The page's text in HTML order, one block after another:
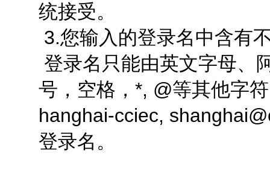
统接受。
3.您输入的登录名中含有
登录名只能由英文字母、
号，空格，*, @等其他字
hanghai-cciec,
登录名。